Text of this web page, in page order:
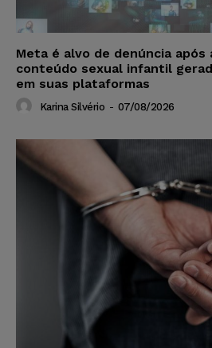
Meta é alvo de denúncia após
conteúdo sexual infantil
em suas plataformas
Karina Silvério - 07/08/2026